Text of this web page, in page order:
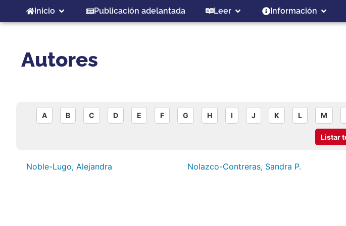
Inicio Publicación adelantada Leer Información
Autores
A B C D E F G H I J K L M
Listar
Noble-Lugo, Alejandra Nolazco-Contreras, Sandra P.